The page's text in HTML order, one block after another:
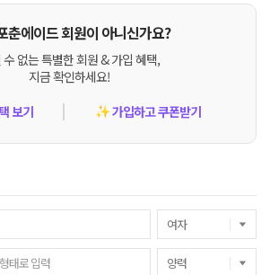
춘에이드 회원이 아니신가요?
수 없는 특별한 회원 & 가입 혜택,
지금 확인하세요!
보기 ✨가입하고 쿠폰받기